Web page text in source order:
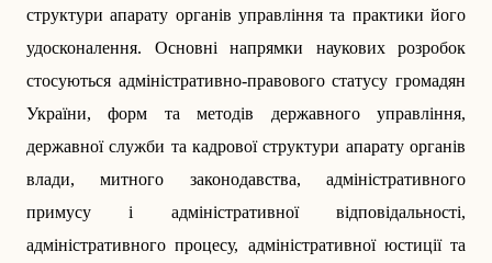
структури апарату органів управління та практики його
удосконалення. Основні напрямки наукових розробок
стосуються адміністративно-правового статусу громадян
України, форм та методів державного управління,
державної служби та кадрової структури апарату органів
влади, митного законодавства, адміністративного
примусу і адміністративної відповідальності,
адміністративного процесу, адміністративної юстиції та